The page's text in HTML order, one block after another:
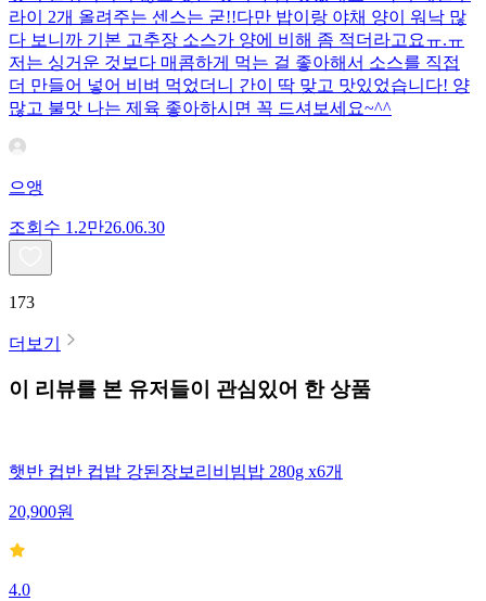
라이 2개 올려주는 센스는 굳!! ​다만 밥이랑 야채 양이 워낙 많
다 보니까 기본 고추장 소스가 양에 비해 좀 적더라고요ㅠ.ㅠ
저는 싱거운 것보다 매콤하게 먹는 걸 좋아해서 소스를 직접
더 만들어 넣어 비벼 먹었더니 간이 딱 맞고 맛있었습니다! 양
많고 불맛 나는 제육 좋아하시면 꼭 드셔보세요~^^
으앵
조회수 1.2만26.06.30
173
더보기
이 리뷰를 본 유저들이 관심있어 한 상품
햇반 컵반 컵밥 강된장보리비빔밥 280g x6개
20,900원
4.0